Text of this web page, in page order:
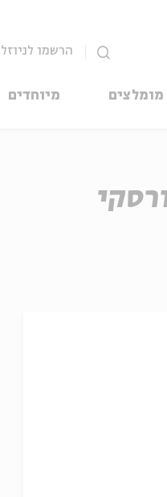
הרשמו
מומלצים מיוחדים